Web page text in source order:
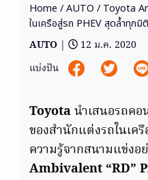
Home /AUTO / Toyota
ในเครือสู่รถ PHEV สุดล้ำทุกมิติ
AUTO |
12 ม.ค. 2020
แบ่งปัน
Toyotaนำเสนอรถค
ของสำนักแต่งรถในเ
ความรู้จากสนามแข่ง
Ambivalent “RD”